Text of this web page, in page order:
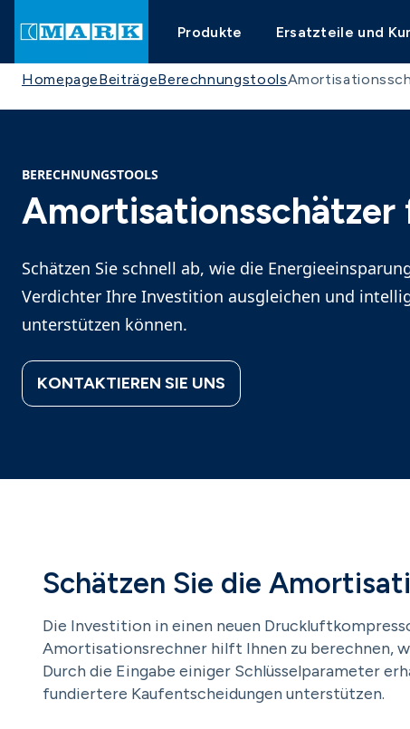
Produkte Ersatzteile und
HomepageBeiträgeBerechnungstools
BERECHNUNGSTOOLS
Amortisationsschätzer
Schätzen Sie schnell ab, wie die
Verdichter Ihre Investition ausgleichen und
unterstützen können.
KONTAKTIEREN SIE UNS
Schätzen Sie die
Die Investition in einen neuen
Amortisationsrechner hilft Ihnen zu berechnen,
Durch die Eingabe einiger Schlüsselparameter
fundiertere Kaufentscheidungen unterstützen.